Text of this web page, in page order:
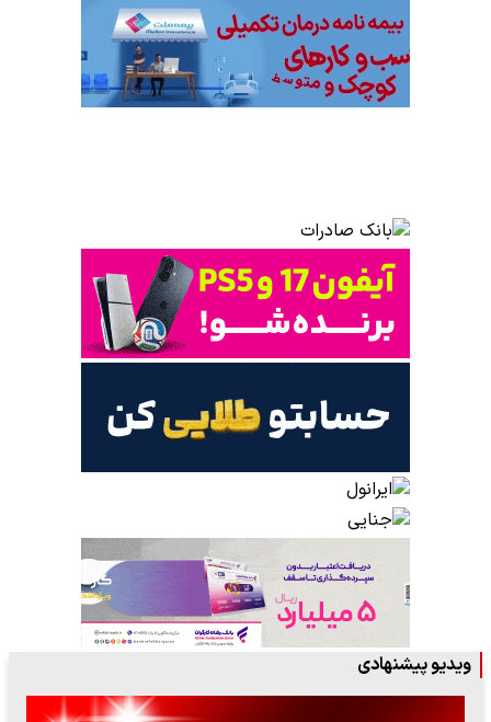
ویدیو پیشنهادی